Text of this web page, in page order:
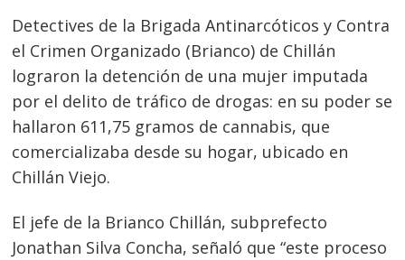
Detectives de la Brigada Antinarcóticos y Contra
el Crimen Organizado (Brianco) de Chillán
lograron la detención de una mujer imputada
por el delito de tráfico de drogas: en su poder se
hallaron 611,75 gramos de cannabis, que
comercializaba desde su hogar, ubicado en
Chillán Viejo.
El jefe de la Brianco Chillán, subprefecto
Jonathan Silva Concha, señaló que “este proceso